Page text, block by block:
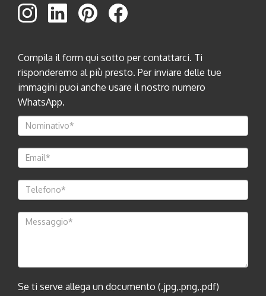
Compila il form qui sotto per contattarci. Ti
risponderemo al più presto. Per inviare delle tue
immagini puoi anche usare il nostro numero
WhatsApp.
Se ti serve allega un documento (.jpg,.png,.pdf)